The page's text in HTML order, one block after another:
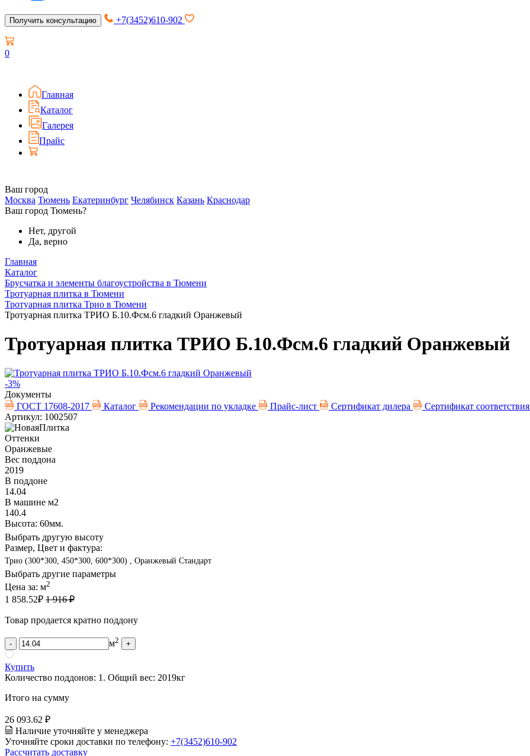
Получить консультацию +7(3452)610-902
0
Главная
Каталог
Галерея
Прайс
Ваш город
Москва Тюмень Екатеринбург Челябинск Казань Краснодар
Ваш город Тюмень?
Нет, другой
Да, верно
Главная
Каталог
Брусчатка и элементы благоустройства в Тюмени
Тротуарная плитка в Тюмени
Тротуарная плитка Трио в Тюмени
Тротуарная плитка ТРИО Б.10.Фсм.6 гладкий Оранжевый
Тротуарная плитка ТРИО Б.10.Фсм.6 гладкий Оранжевый
-3%
Документы
ГОСТ 17608-2017
Каталог Рекомендации по укладке Прайс-лист Сертификат дилера Сертификат соответствия
Артикул: 1002507
Оттенки
Оранжевые
Вес поддона
2019
В поддоне
14.04
В машине м2
140.4
Высота: 60мм.
Выбрать другую высоту
Размер, Цвет и фактура:
Трио (300*300, 450*300, 600*300) , Оранжевый Стандарт
Выбрать другие параметры
Цена за: м2
1 858.52₽ 1 916 ₽
Товар продается кратно поддону
- м2 +
Купить
Количество поддонов: 1 . Общий вес: 2019кг
Итого на сумму
26 093.62 ₽
Наличие уточняйте у менеджера
Уточняйте сроки доставки по телефону: +7(3452)610-902
Рассчитать доставку